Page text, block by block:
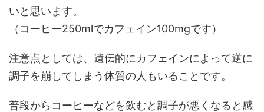
いと思います。
（コーヒー250mlでカフェイン100mgです）
注意点としては、遺伝的にカフェインによって逆に
調子を崩してしまう体質の人もいることです。
普段からコーヒーなどを飲むと調子が悪くなると感